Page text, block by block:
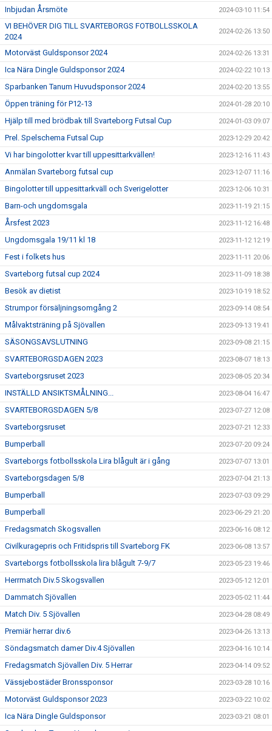
Inbjudan Årsmöte 2024-03-10 11:54
VI BEHÖVER DIG TILL SVARTEBORGS FOTBOLLSSKOLA
2024
2024-02-26 13:50
Motorväst Guldsponsor 2024 2024-02-26 13:31
Ica Nära Dingle Guldsponsor 2024 2024-02-22 10:13
Sparbanken Tanum Huvudsponsor 2024 2024-02-20 13:55
Öppen träning för P12-13 2024-01-28 20:10
Hjälp till med brödbak till Svarteborg Futsal Cup 2024-01-03 09:07
Prel. Spelschema Futsal Cup 2023-12-29 20:42
Vi har bingolotter kvar till uppesittarkvällen! 2023-12-16 11:43
Anmälan Svarteborg futsal cup 2023-12-07 11:16
Bingolotter till uppesittarkväll och Sverigelotter 2023-12-06 10:31
Barn-och ungdomsgala 2023-11-19 21:15
Årsfest 2023 2023-11-12 16:48
Ungdomsgala 19/11 kl 18 2023-11-12 12:19
Fest i folkets hus 2023-11-11 20:06
Svarteborg futsal cup 2024 2023-11-09 18:38
Besök av dietist 2023-10-19 18:52
Strumpor försäljningsomgång 2 2023-09-14 08:54
Målvaktsträning på Sjövallen 2023-09-13 19:41
SÄSONGSAVSLUTNING 2023-09-08 21:15
SVARTEBORGSDAGEN 2023 2023-08-07 18:13
Svarteborgsruset 2023 2023-08-05 20:34
INSTÄLLD ANSIKTSMÅLNING... 2023-08-04 16:47
SVARTEBORGSDAGEN 5/8 2023-07-27 12:08
Svarteborgsruset 2023-07-21 12:33
Bumperball 2023-07-20 09:24
Svarteborgs fotbollsskola Lira blågult är i gång 2023-07-07 13:01
Svarteborgsdagen 5/8 2023-07-04 21:13
Bumperball 2023-07-03 09:29
Bumperball 2023-06-29 21:20
Fredagsmatch Skogsvallen 2023-06-16 08:12
Civilkuragepris och Fritidspris till Svarteborg FK 2023-06-08 13:57
Svarteborgs fotbollsskola lira blågult 7-9/7 2023-05-23 19:46
Herrmatch Div.5 Skogsvallen 2023-05-12 12:01
Dammatch Sjövallen 2023-05-02 11:44
Match Div. 5 Sjövallen 2023-04-28 08:49
Premiär herrar div.6 2023-04-26 13:13
Söndagsmatch damer Div.4 Sjövallen 2023-04-16 10:14
Fredagsmatch Sjövallen Div. 5 Herrar 2023-04-14 09:52
Vässjebostäder Bronssponsor 2023-03-28 10:16
Motorväst Guldsponsor 2023 2023-03-22 10:02
Ica Nära Dingle Guldsponsor 2023-03-21 08:01